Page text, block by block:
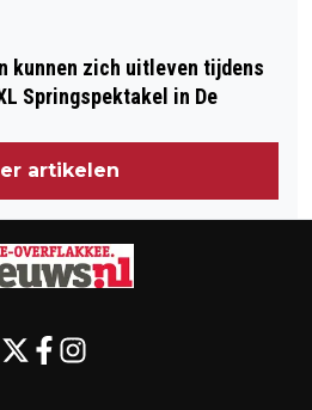
HET IS VANDAAG
BUS TIJDENS
OP GOEREE-
OMSTREKEN
kunnen zich uitleven tijdens
Springspektakel in De
artikelen